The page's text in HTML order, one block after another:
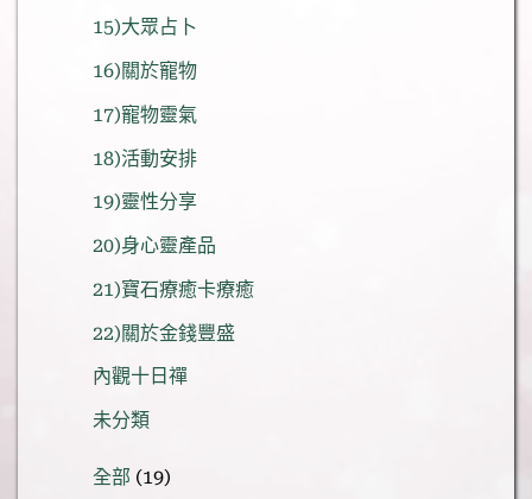
15)大眾占卜
16)關於寵物
17)寵物靈氣
18)活動安排
19)靈性分享
20)身心靈產品
21)寶石療癒卡療癒
22)關於金錢豐盛
內觀十日禪
未分類
全部 1919